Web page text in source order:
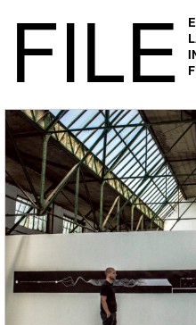
FILE